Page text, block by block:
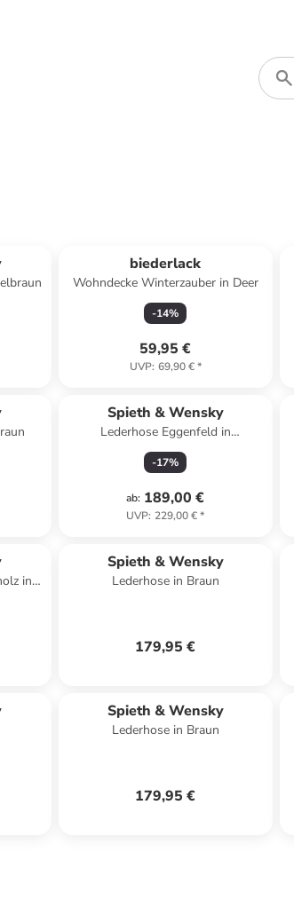
biederlack
Wohndecke Winterzauber in Deer
-14%
59,95 €
UVP: 69,90 €*
Spieth & Wensky
Lederhose Eggenfeld in
dunkelbraun
-17%
ab: 189,00 €
UVP: 229,00 €*
in
Spieth & Wensky
Lederhose in Braun
179,95 €
Spieth & Wensky
Lederhose in Braun
179,95 €